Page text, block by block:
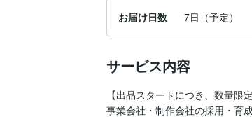
お届け日数 7日（予定）
サービス内容
【出品スタートにつき、数量限
事業会社・制作会社の採用・育